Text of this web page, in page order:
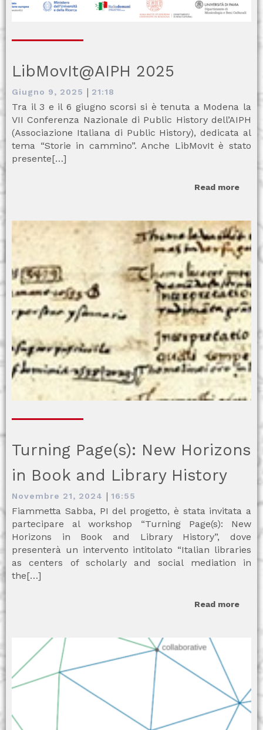
LibMovIt@AIPH 2025
Giugno 9, 2025 | 21:18
Tra il 3 e il 6 giugno scorsi si è tenuta a Modena la
VII Conferenza Nazionale di Public History dell’AIPH
(Associazione Italiana di Public History), dedicata al
tema “Storie in cammino”. Anche LibMovIt è stato
presente[…]
Read more
Turning Page(s): New Horizons
in Book and Library History
Novembre 21, 2024 | 16:55
Fiammetta Sabba, PI del progetto, è stata invitata a
partecipare al workshop “Turning Page(s): New
Horizons in Book and Library History”, dove
presenterà un intervento intitolato “Italian libraries
as centers of scholarly and social mediation in
the[…]
Read more